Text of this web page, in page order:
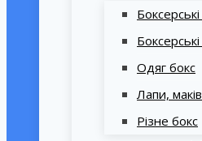
Одяг бокс
Лапи,
Різне бокс